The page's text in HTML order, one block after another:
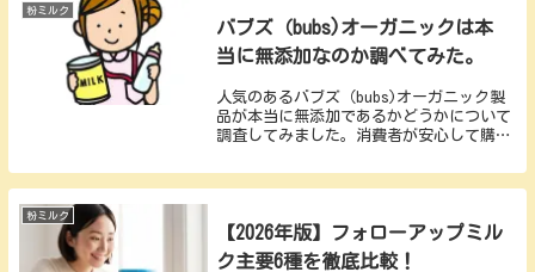
粉ミルク
バブズ（bubs)オーガニックは本
当に無添加なのか調べてみた。
人気のあるバブズ（bubs)オーガニック製
品が本当に無添加であるかどうかについて
調査してみました。消費者が安心して購入
情報を掘り下げてみました。果たしてバブ
ズ（bubs)オーガニックは本当に無添加な
粉ミルク
【2026年版】フォローアップミル
ク主要6種を徹底比較！